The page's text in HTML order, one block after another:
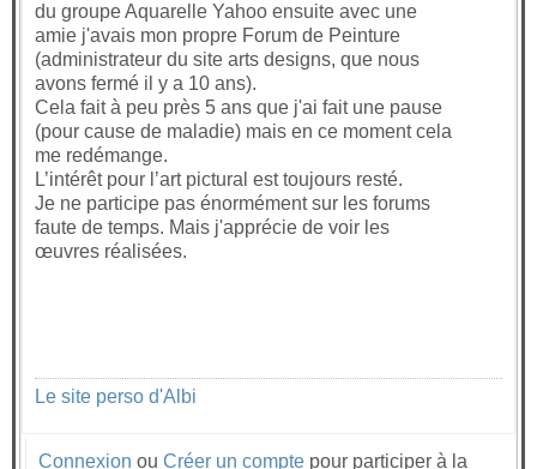
du groupe Aquarelle Yahoo ensuite avec une
amie j'avais mon propre Forum de Peinture
(administrateur du site arts designs, que nous
avons fermé il y a 10 ans).
Cela fait à peu près 5 ans que j'ai fait une pause
(pour cause de maladie) mais en ce moment cela
me redémange.
L’intérêt pour l’art pictural est toujours resté.
Je ne participe pas énormément sur les forums
faute de temps. Mais j'apprécie de voir les
œuvres réalisées.
Le site perso d'Albi
Connexion ou Créer un compte pour participer à la